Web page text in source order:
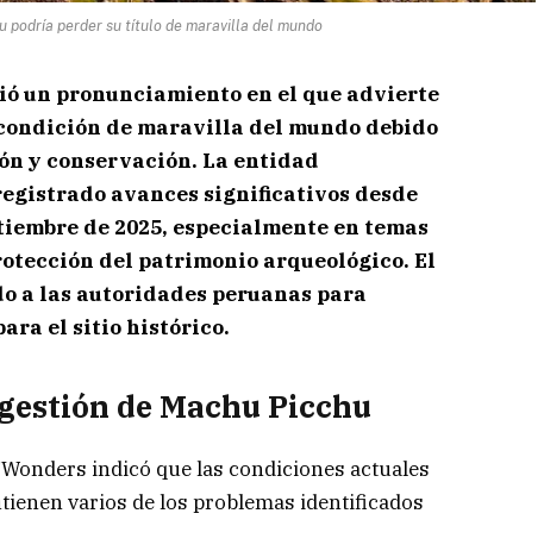
podría perder su título de maravilla del mundo
un pronunciamiento en el que advierte
de maravilla del mundo debido
y conservación. La entidad
avances significativos desde
de 2025, especialmente en temas
del patrimonio arqueológico. El
a las autoridades peruanas para
el sitio histórico.
de Machu Picchu
indicó que las condiciones actuales
varios de los problemas identificados